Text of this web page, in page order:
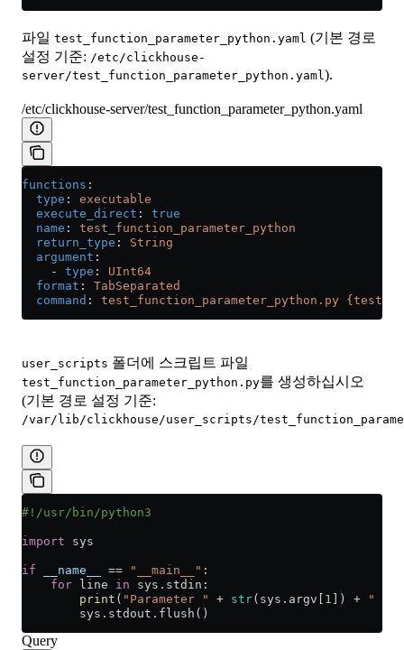
파일 test_function_parameter_python.yaml (기본 경로
설정 기준: /etc/clickhouse-
server/test_function_parameter_python.yaml).
/etc/clickhouse-server/test_function_parameter_python.yaml
functions :
  type
: executable
  execute_direct
: true
  name
: test_function_parameter_python
  return_type
: String
  argument
:
    -
type : UInt64
  format
: TabSeparated
  command
: test_function_parameter_python.py
user_scripts 폴더에 스크립트 파일
test_function_parameter_python.py를 생성하십시오
(기본 경로 설정 기준:
/var/lib/clickhouse/user_scripts/
#!/usr/bin/python3
import sys
if __name__ == "__main__" :
    for
line in sys.stdin:
        print
( "Parameter " + str(sys.argv[ 1 ]) + "
        sys.stdout.flush()
Query